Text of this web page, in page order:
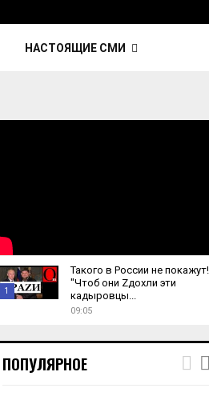
НАСТОЯЩИЕ СМИ
1
m
Такого в России не покажут!
"Чтоб они Zдохли эти
кадыровцы...
09:05
ПОПУЛЯРНОЕ